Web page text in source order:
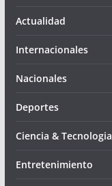
Actualidad
Internacionales
Nacionales
Deportes
Ciencia & Tecnologia
Entretenimiento